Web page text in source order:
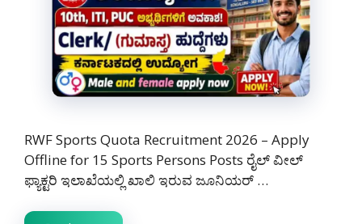
RWF Sports Quota Recruitment 2026 – Apply
Offline for 15 Sports Persons Posts ರೈಲ್ ವೀಲ್
ಫ್ಯಾಕ್ಟರಿ ಇಲಾಖೆಯಲ್ಲಿ ಖಾಲಿ ಇರುವ ಜೂನಿಯರ್ …